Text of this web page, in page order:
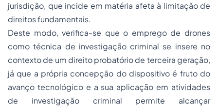
jurisdição, que incide em matéria afeta à limitação de
direitos fundamentais.
Deste modo, verifica-se que o emprego de drones
como técnica de investigação criminal se insere no
contexto de um direito probatório de terceira geração,
já que a própria concepção do dispositivo é fruto do
avanço tecnológico e a sua aplicação em atividades
de investigação criminal permite alcançar